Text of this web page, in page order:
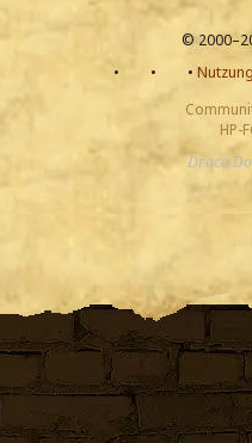
©
•
• •
HP-
Draco